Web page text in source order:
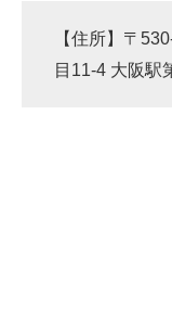
エレクトロニクス
エネルギーの専門
【住所】〒
目11-4 大阪駅